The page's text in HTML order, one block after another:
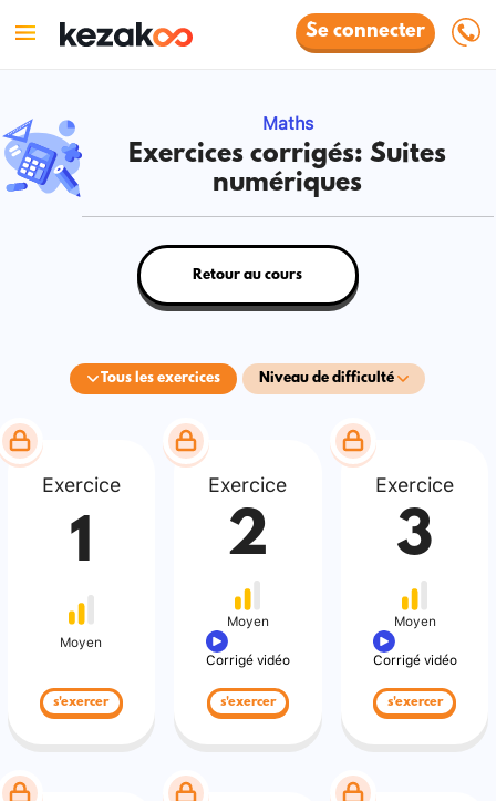
Se connecter
Maths
Exercices corrigés: Suites
numériques
Tous les exercices Niveau de difficulté
Retour au cours
Exercice
1
Moyen
s'exercer
Exercice
2
Moyen
Corrigé vidéo
s'exercer
Exercice
3
Moyen
Corrigé vidéo
s'exercer